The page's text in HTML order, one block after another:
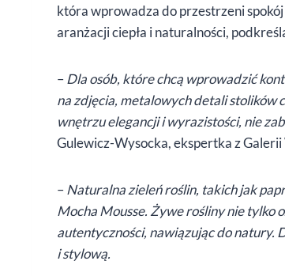
która wprowadza do przestrzeni
aranżacji ciepła i naturalności,
–Dla osób, które chcą wprowadzić
na zdjęcia, metalowych detali stolików
wnętrzu elegancji i wyrazistości, nie
Gulewicz-Wysocka, ekspertka z
–Naturalna zieleń roślin, takich jak
Mocha Mousse. Żywe rośliny nie tylko
autentyczności, nawiązując do natury.
i stylową.